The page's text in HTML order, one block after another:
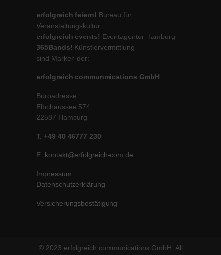
erfolgreich feiern! Bureau für
Veranstaltungskultur
erfolgreich events! Eventagentur Hamburg
365Bands! Künstlervermittlung
sind Marken der:
erfolgreich communmications GmbH
Büroadresse:
Elbchaussee 574
22587 Hamburg
T. +49 40 46777 230
E. kontakt@erfolgreich-com.de
Impressum
Datenschutzerklärung
Versicherungsbestätigung
© 2023 erfolgreich communications GmbH. All